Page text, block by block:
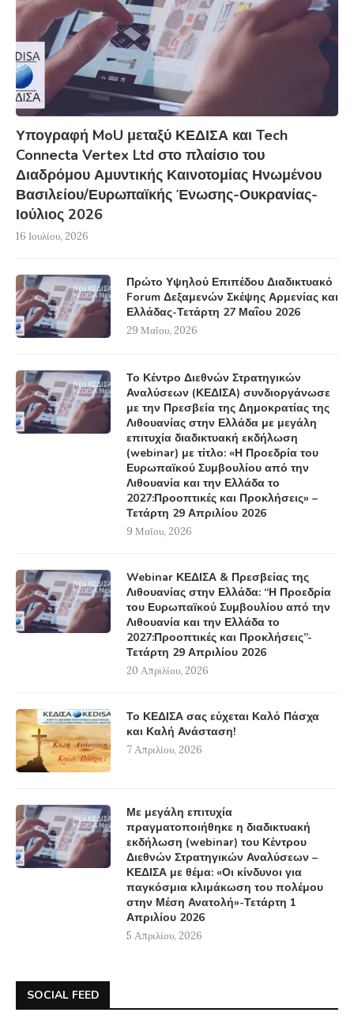
Υπογραφή MoU μεταξύ ΚΕΔΙΣΑ και Tech
Connecta Vertex Ltd στο πλαίσιο του
Διαδρόμου Αμυντικής Καινοτομίας Ηνωμένου
Βασιλείου/Ευρωπαϊκής Ένωσης-Ουκρανίας-
Ιούλιος 2026
16 Ιουλίου, 2026
Πρώτο Υψηλού Επιπέδου Διαδικτυακό
Forum Δεξαμενών Σκέψης Αρμενίας και
Ελλάδας-Τετάρτη 27 Μαΐου 2026
29 Μαΐου, 2026
Το Κέντρο Διεθνών Στρατηγικών
Αναλύσεων (ΚΕΔΙΣΑ) συνδιοργάνωσε
με την Πρεσβεία της Δημοκρατίας της
Λιθουανίας στην Ελλάδα με μεγάλη
επιτυχία διαδικτυακή εκδήλωση
(webinar) με τίτλο: «Η Προεδρία του
Ευρωπαϊκού Συμβουλίου από την
Λιθουανία και την Ελλάδα το
2027:Προοπτικές και Προκλήσεις» –
Τετάρτη 29 Απριλίου 2026
9 Μαΐου, 2026
Webinar ΚΕΔΙΣΑ & Πρεσβείας της
Λιθουανίας στην Ελλάδα: “Η Προεδρία
του Ευρωπαϊκού Συμβουλίου από την
Λιθουανία και την Ελλάδα το
2027:Προοπτικές και Προκλήσεις”-
Τετάρτη 29 Απριλίου 2026
20 Απριλίου, 2026
Το ΚΕΔΙΣΑ σας εύχεται Καλό Πάσχα
και Καλή Ανάσταση!
7 Απριλίου, 2026
Με μεγάλη επιτυχία
πραγματοποιήθηκε η διαδικτυακή
εκδήλωση (webinar) του Κέντρου
Διεθνών Στρατηγικών Αναλύσεων –
ΚΕΔΙΣΑ με θέμα: «Οι κίνδυνοι για
παγκόσμια κλιμάκωση του πολέμου
στην Μέση Ανατολή»-Τετάρτη 1
Απριλίου 2026
5 Απριλίου, 2026
SOCIAL FEED